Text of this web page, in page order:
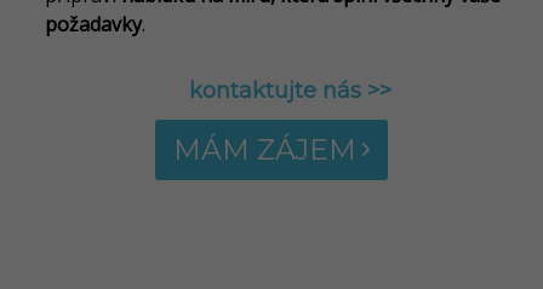
požadavky.
kontaktujte nás >>
MÁM ZÁJEM